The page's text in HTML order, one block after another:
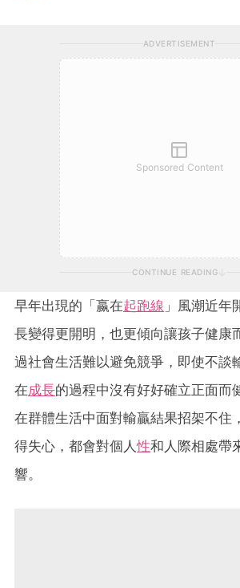
ADVERTISEMENT
Sponsored Content
CONTINUE READING
早年出現的「嬴在起跑線 」風潮近年
長變得更開明，也更傾向讓孩子健康
過社會生活難以避免競爭，即使不談
在成長的過程中沒有好好確立正面而
在群體生活中面對輸贏結果招架不住
得失心，都會對個人性和人際相處帶
響。